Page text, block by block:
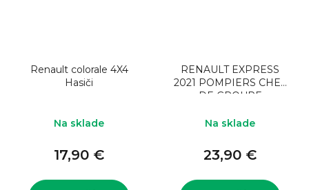
Renault colorale 4X4
Hasiči
Na sklade
17,90 €
RENAULT EXPRESS
2021 POMPIERS CHEF
DE GROUPE
Na sklade
23,90 €